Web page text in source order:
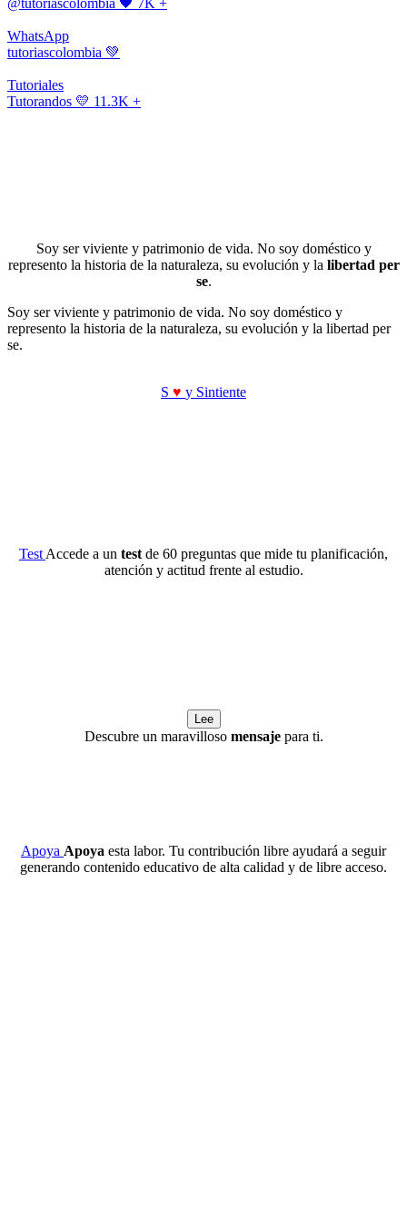
@tutoriascolombia 🖤 7K +
WhatsApp
tutoriascolombia 💚
Tutoriales
Tutorandos 💛 11.3K +
Soy ser viviente y patrimonio de vida. No soy doméstico y
represento la historia de la naturaleza, su evolución y la libertad per
se.
Soy ser viviente y patrimonio de vida. No soy doméstico y
represento la historia de la naturaleza, su evolución y la libertad per
se.
S ♥ y Sintiente
Test Accede a un test de 60 preguntas que mide tu planificación,
atención y actitud frente al estudio.
Lee
Descubre un maravilloso mensajepara ti.
Apoya Apoya esta labor. Tu contribución libre ayudará a seguir
generando contenido educativo de alta calidad y de libre acceso.